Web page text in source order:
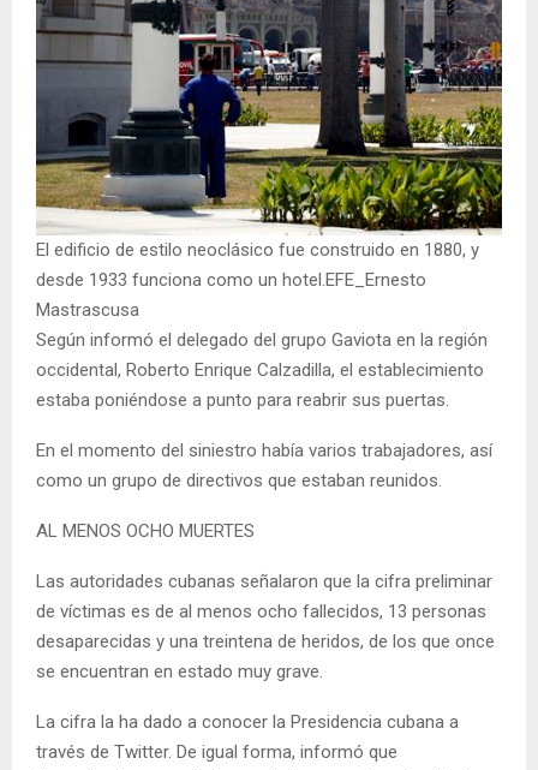
El edificio de estilo neoclásico fue construido en 1880, y
desde 1933 funciona como un hotel.EFE_Ernesto
Mastrascusa
Según informó el delegado del grupo Gaviota en la región
occidental, Roberto Enrique Calzadilla, el establecimiento
estaba poniéndose a punto para reabrir sus puertas.
En el momento del siniestro había varios trabajadores, así
como un grupo de directivos que estaban reunidos.
AL MENOS OCHO MUERTES
Las autoridades cubanas señalaron que la cifra preliminar
de víctimas es de al menos ocho fallecidos, 13 personas
desaparecidas y una treintena de heridos, de los que once
se encuentran en estado muy grave.
La cifra la ha dado a conocer la Presidencia cubana a
través de Twitter. De igual forma, informó que